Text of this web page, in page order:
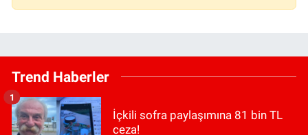
Trend Haberler
İçkili sofra paylaşımına 81 bin TL
ceza!
1